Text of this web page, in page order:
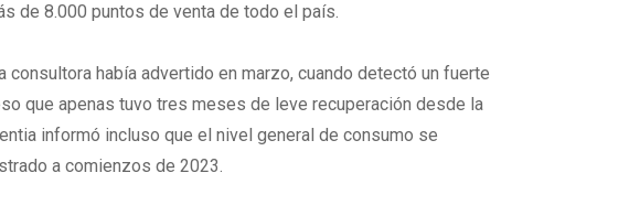
de 8.000 puntos de venta de todo el país.
había advertido en marzo, cuando detectó un fuerte
que apenas tuvo tres meses de leve recuperación desde la
informó incluso que el nivel general de consumo se
a comienzos de 2023.